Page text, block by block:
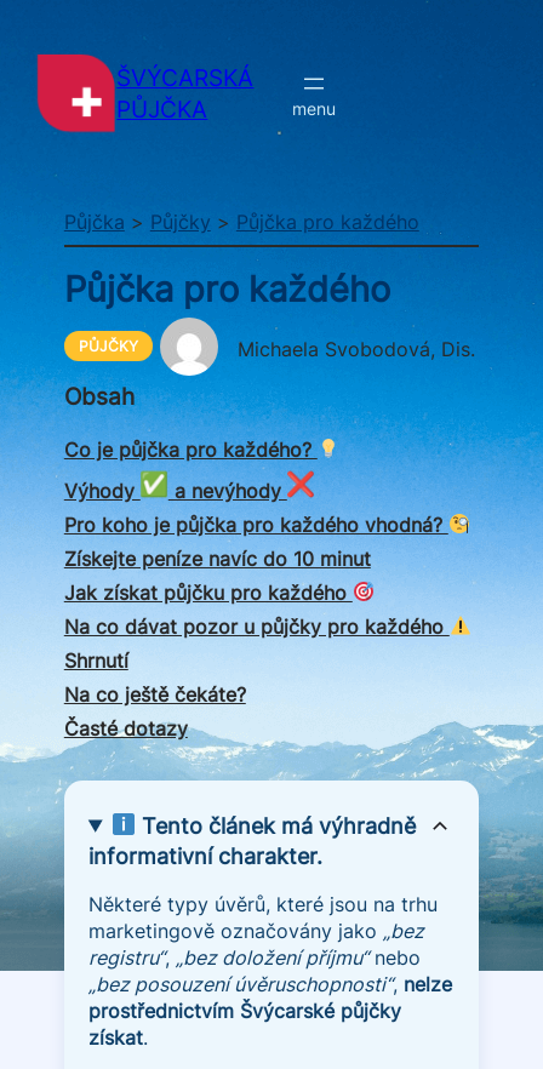
ŠVÝCARSKÁ
PŮJČKA
Půjčka > Půjčky > Půjčka pro každého
Půjčka pro každého
PŮJČKY Michaela Svobodová, Dis.
Obsah
Co je půjčka pro každého?
Výhody
a nevýhody
Pro koho je půjčka pro každého vhodná?
Získejte peníze navíc do 10 minut
Jak získat půjčku pro každého
Na co dávat pozor u půjčky pro každého
Shrnutí
Na co ještě čekáte?
Časté dotazy
Tento článek má výhradně
informativní charakter.
Některé typy úvěrů, které jsou na trhu
marketingově označovány jako „bez
registru“, „bez doložení příjmu“nebo
„bez posouzení úvěruschopnosti“, nelze
prostřednictvím Švýcarské půjčky
získat.